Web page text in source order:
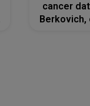
cancer